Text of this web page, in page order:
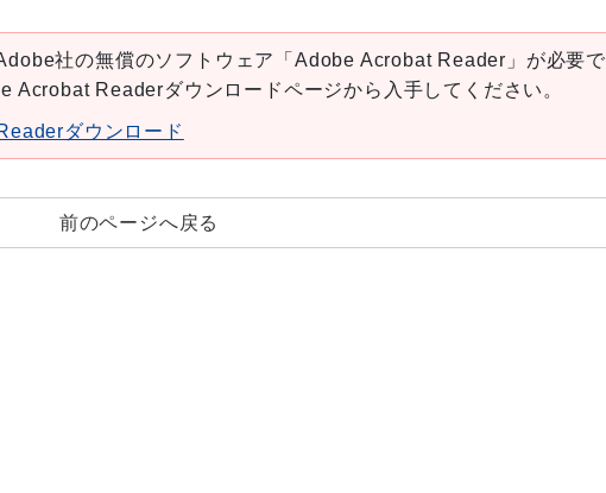
社の無償のソフトウェア「Adobe Acrobat Reader」が必要で
Acrobat Readerダウンロードページから入手してください。
ダウンロード
前のページへ戻る